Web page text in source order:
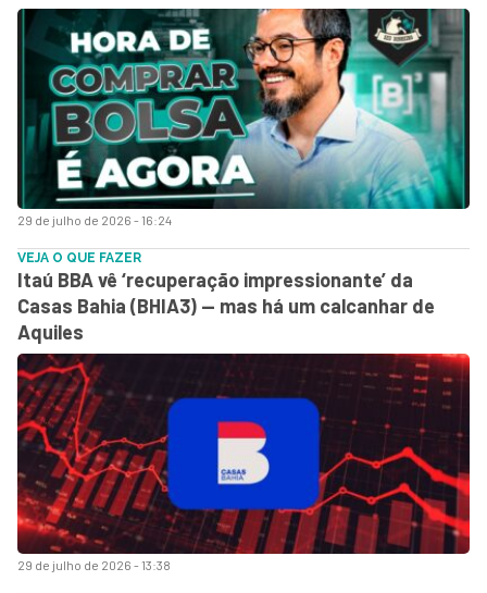
29 de julho de 2026 - 16:24
29 de julho de 2026 - 13:38
VEJA O QUE FAZER
Itaú BBA vê ‘recuperação impressionante’ da
Casas Bahia (BHIA3) — mas há um calcanhar de
Aquiles